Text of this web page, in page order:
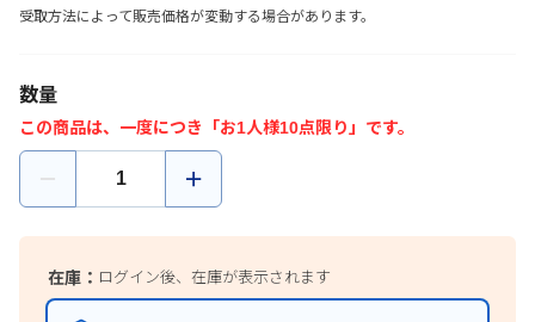
受取方法によって販売価格が変動する場合があります。
数量
この商品は、一度につき「お1人様10点限り」です。
在庫： ログイン後、在庫が表示されます